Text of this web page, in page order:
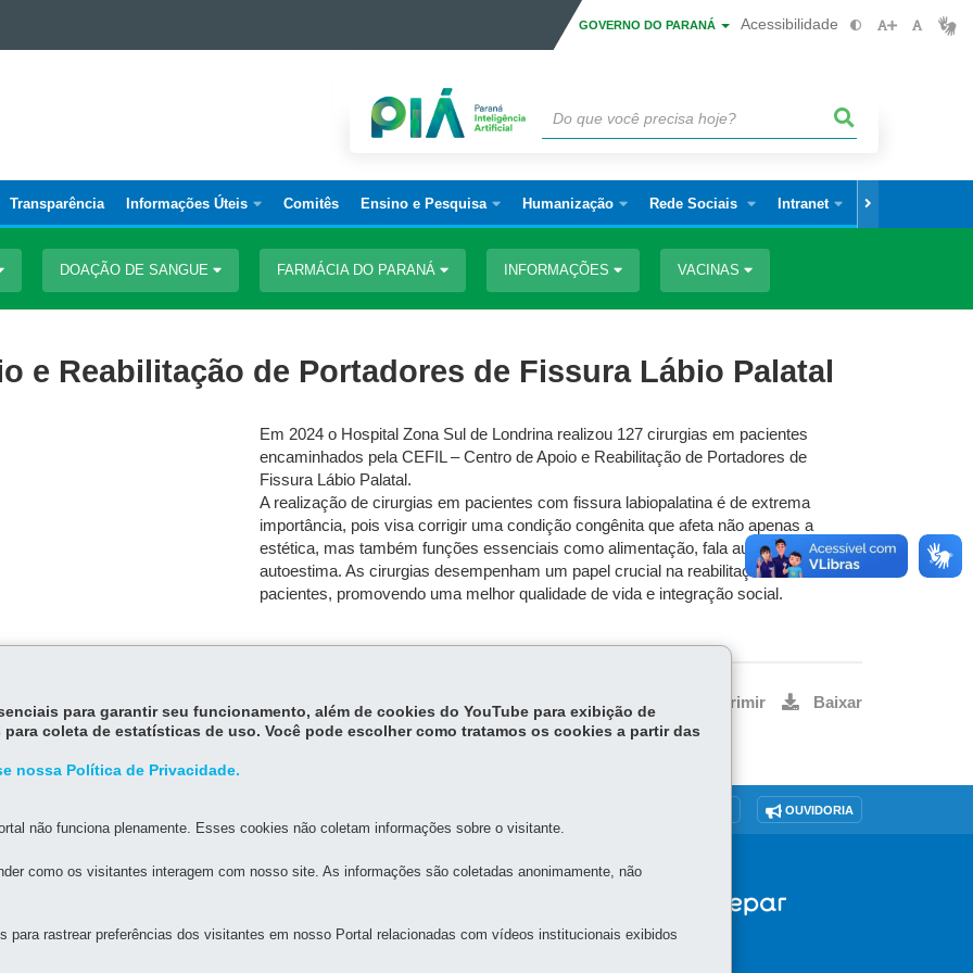
GOVERNO DO PARANÁ Acessibilidade
Transparência Informações Úteis Comitês Ensino e Pesquisa Humanização Rede Sociais Intranet Jornal Gestão+
DOAÇÃO DE SANGUE FARMÁCIA DO PARANÁ INFORMAÇÕES VACINAS
e Reabilitação de Portadores de Fissura Lábio Palatal
Em 2024 o Hospital Zona Sul de Londrina realizou 127 cirurgias em pacientes
encaminhados pela CEFIL – Centro de Apoio e Reabilitação de Portadores de
Fissura Lábio Palatal.
A realização de cirurgias em pacientes com fissura labiopalatina é de extrema
importância, pois visa corrigir uma condição congênita que afeta não apenas a
estética, mas também funções essenciais como alimentação, fala audição e
autoestima. As cirurgias desempenham um papel crucial na reabilitação desses
pacientes, promovendo uma melhor qualidade de vida e integração social.
Voltar Início Imprimir Baixar
OUVIDORIA
IGNÁCIO DE ANDRADE (ZONA SUL DE LONDRINA)
Branco
para garantir seu funcionamento, além de cookies do YouTube para exibição de
coleta de estatísticas de uso. Você pode escolher como tratamos os cookies a partir das
nossa Política de Privacidade.
não funciona plenamente. Esses cookies não coletam informações sobre o visitante.
como os visitantes interagem com nosso site. As informações são coletadas anonimamente, não
para rastrear preferências dos visitantes em nosso Portal relacionadas com vídeos institucionais exibidos